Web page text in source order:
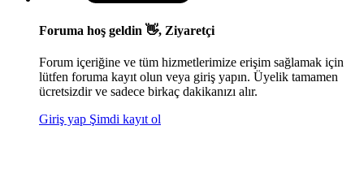
Foruma hoş geldin 👋, Ziyaretçi
Forum içeriğine ve tüm hizmetlerimize erişim sağlamak için
lütfen foruma kayıt olun veya giriş yapın. Üyelik tamamen
ücretsizdir ve sadece birkaç dakikanızı alır.
Giriş yap Şimdi kayıt ol